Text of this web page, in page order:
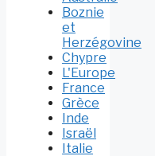
Boznie
et
Herzégovine
Chypre
L'Europe
France
Grèce
Inde
Israël
Italie